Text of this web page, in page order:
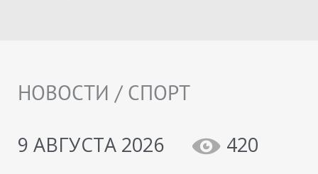
НОВОСТИ / СПОРТ
9 АВГУСТА 2026
420